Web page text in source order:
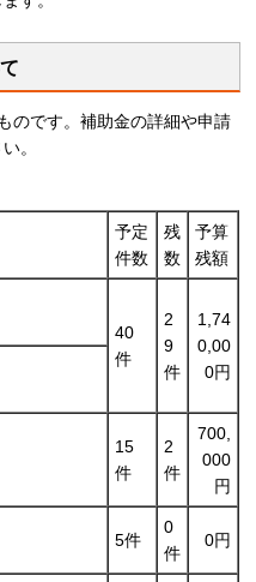
のです。補助金の詳細や申請
。
予定
件数
残
数
予算
残額
40
件
2
9
件
1,74
0,00
0円
15
件
2
件
700,
000
円
5件
0
件
0円